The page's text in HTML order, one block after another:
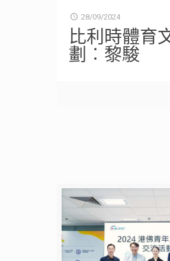
28/09/2024
比利時體育
劃︰黎駿